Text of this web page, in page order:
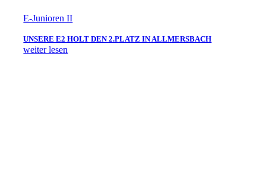
E-Junioren II
UNSERE E2 HOLT DEN 2.PLATZ IN ALLMERSBACH
weiter lesen